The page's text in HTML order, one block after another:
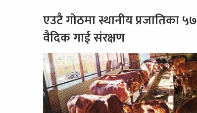
एउटै गोठमा स्थानीय प्रजातिका ५७
वैदिक गाई संरक्षण